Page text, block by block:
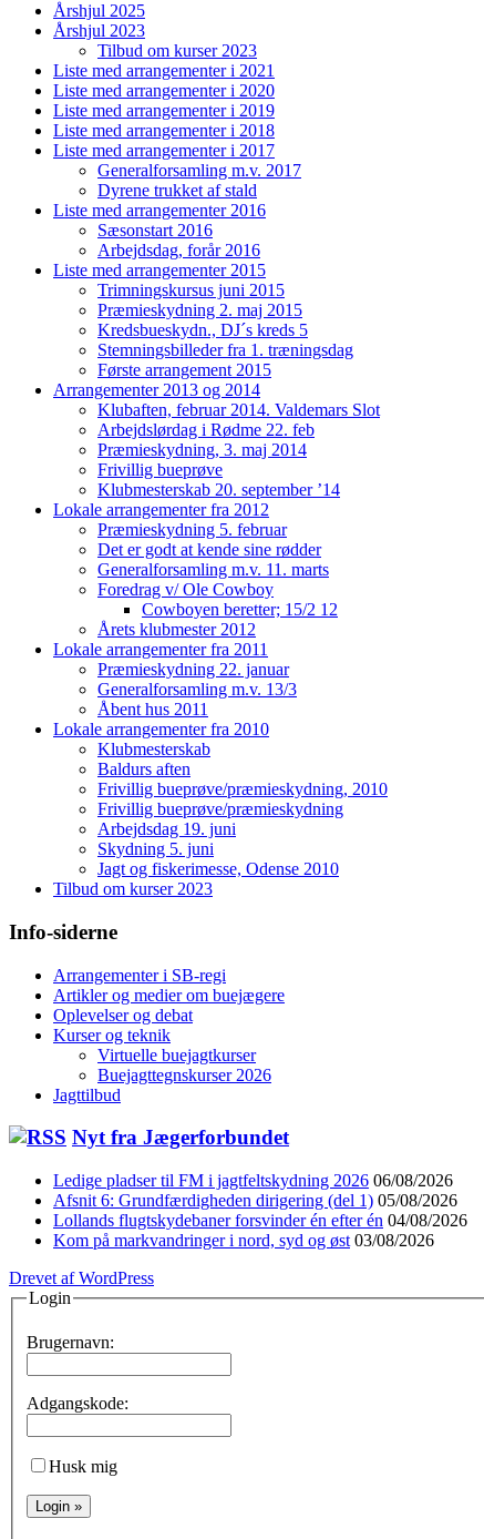
Årshjul 2025
Årshjul 2023
Tilbud om kurser 2023
Liste med arrangementer i 2021
Liste med arrangementer i 2020
Liste med arrangementer i 2019
Liste med arrangementer i 2018
Liste med arrangementer i 2017
Generalforsamling m.v. 2017
Dyrene trukket af stald
Liste med arrangementer 2016
Sæsonstart 2016
Arbejdsdag, forår 2016
Liste med arrangementer 2015
Trimningskursus juni 2015
Præmieskydning 2. maj 2015
Kredsbueskydn., DJ´s kreds 5
Stemningsbilleder fra 1. træningsdag
Første arrangement 2015
Arrangementer 2013 og 2014
Klubaften, februar 2014. Valdemars Slot
Arbejdslørdag i Rødme 22. feb
Præmieskydning, 3. maj 2014
Frivillig bueprøve
Klubmesterskab 20. september ’14
Lokale arrangementer fra 2012
Præmieskydning 5. februar
Det er godt at kende sine rødder
Generalforsamling m.v. 11. marts
Foredrag v/ Ole Cowboy
Cowboyen beretter; 15/2 12
Årets klubmester 2012
Lokale arrangementer fra 2011
Præmieskydning 22. januar
Generalforsamling m.v. 13/3
Åbent hus 2011
Lokale arrangementer fra 2010
Klubmesterskab
Baldurs aften
Frivillig bueprøve/præmieskydning, 2010
Frivillig bueprøve/præmieskydning
Arbejdsdag 19. juni
Skydning 5. juni
Jagt og fiskerimesse, Odense 2010
Tilbud om kurser 2023
Info-siderne
Arrangementer i SB-regi
Artikler og medier om buejægere
Oplevelser og debat
Kurser og teknik
Virtuelle buejagtkurser
Buejagttegnskurser 2026
Jagttilbud
Nyt fra Jægerforbundet
Ledige pladser til FM i jagtfeltskydning 2026 06/08/2026
Afsnit 6: Grundfærdigheden dirigering (del 1) 05/08/2026
Lollands flugtskydebaner forsvinder én efter én 04/08/2026
Kom på markvandringer i nord, syd og øst 03/08/2026
Drevet af WordPress
Login
Brugernavn:
Adgangskode:
Husk mig